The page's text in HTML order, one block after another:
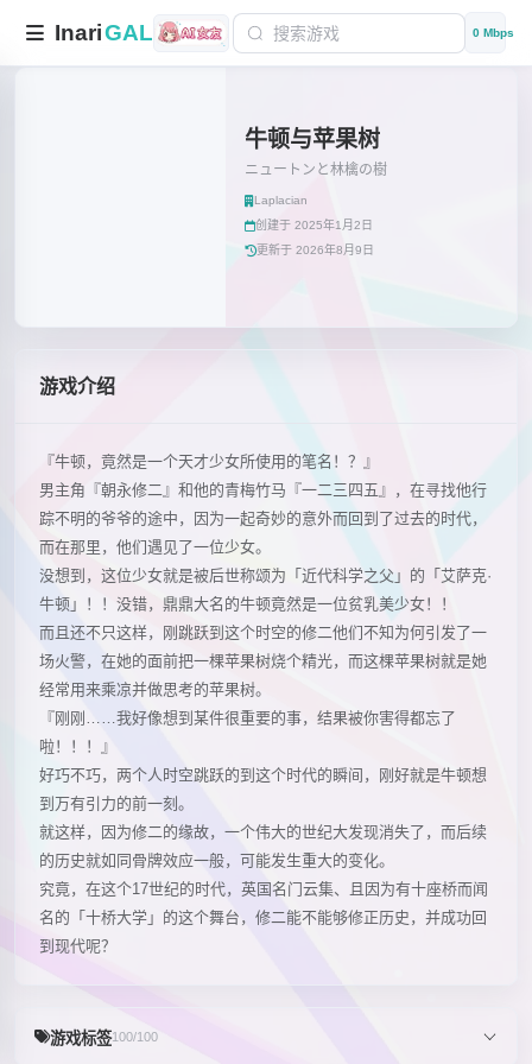
InariGAL 0 Mbps
牛顿与苹果树
ニュートンと林檎の樹
Laplacian
创建于 2025年1月2日
更新于 2026年8月9日
游戏介绍
『牛顿，竟然是一个天才少女所使用的笔名！？』
男主角『朝永修二』和他的青梅竹马『一二三四五』，在寻找他行
踪不明的爷爷的途中，因为一起奇妙的意外而回到了过去的时代，
而在那里，他们遇见了一位少女。
没想到，这位少女就是被后世称颂为「近代科学之父」的「艾萨克·
牛顿」！！没错，鼎鼎大名的牛顿竟然是一位贫乳美少女！！
而且还不只这样，刚跳跃到这个时空的修二他们不知为何引发了一
场火警，在她的面前把一棵苹果树烧个精光，而这棵苹果树就是她
经常用来乘凉并做思考的苹果树。
『刚刚……我好像想到某件很重要的事，结果被你害得都忘了
啦！！！』
好巧不巧，两个人时空跳跃的到这个时代的瞬间，刚好就是牛顿想
到万有引力的前一刻。
就这样，因为修二的缘故，一个伟大的世纪大发现消失了，而后续
的历史就如同骨牌效应一般，可能发生重大的变化。
究竟，在这个17世纪的时代，英国名门云集、且因为有十座桥而闻
名的「十桥大学」的这个舞台，修二能不能够修正历史，并成功回
到现代呢？
游戏标签100/100